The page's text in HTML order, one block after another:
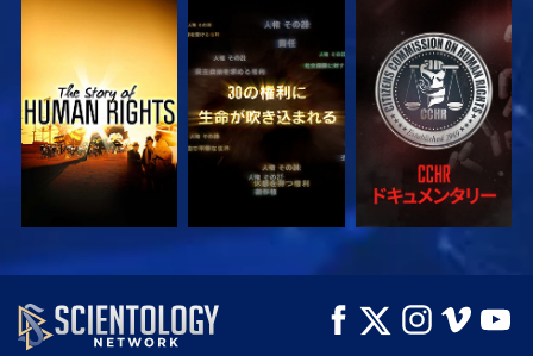
観る 観る 観る
観る シリーズを探求